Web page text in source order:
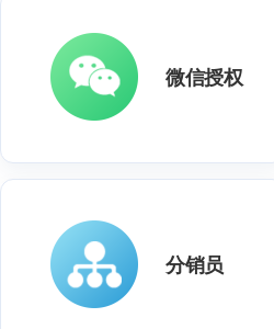
微信授权
分销员